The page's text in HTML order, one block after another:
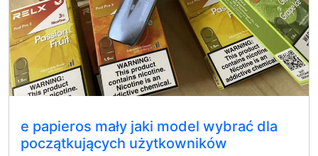
e papieros mały jaki model wybrać dla
początkujących użytkowników